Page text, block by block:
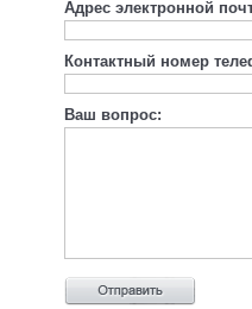
Адрес электронной
Контактный номер
Ваш вопрос: